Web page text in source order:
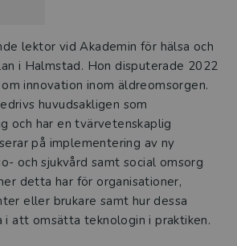
lektor vid Akademin för hälsa och
i Halmstad. Hon disputerade 2022
innovation inom äldreomsorgen.
huvudsakligen som
och har en tvärvetenskaplig
på implementering av ny
och sjukvård samt social omsorg
detta har för organisationer,
eller brukare samt hur dessa
i att omsätta teknologin i praktiken.